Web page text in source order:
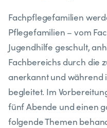
Fachpflegefamilien
Pflegefamilien – vom
Jugendhilfe geschult,
Fachbereichs durch die
anerkannt und während
begleitet. Im
fünf Abende und einen
folgende Themen